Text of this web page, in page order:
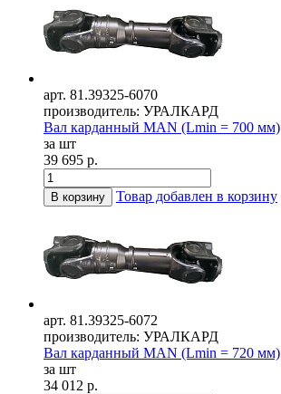
арт. 81.39325-6070
производитель: УРАЛКАРД
Вал карданный MAN (Lmin = 700 мм)
за шт
39 695 р.
В корзину Товар добавлен в корзину
арт. 81.39325-6072
производитель: УРАЛКАРД
Вал карданный MAN (Lmin = 720 мм)
за шт
34 012 р.